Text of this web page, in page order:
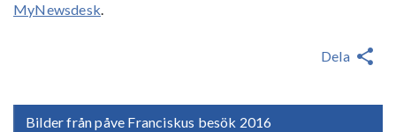
Bilder från påve Franciskus besök 2016
MyNewsdesk.
Dela